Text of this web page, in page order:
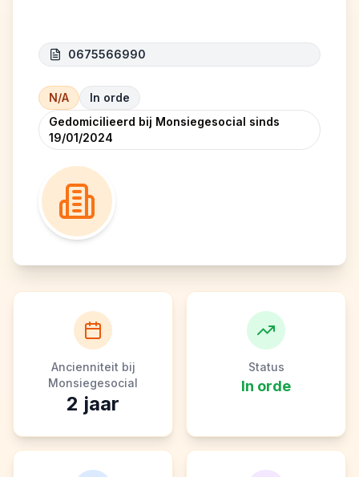
0675566990
N/A
In orde
Gedomicilieerd bij Monsiegesocial sinds
19/01/2024
Ancienniteit bij
Monsiegesocial
2 jaar
Status
In orde